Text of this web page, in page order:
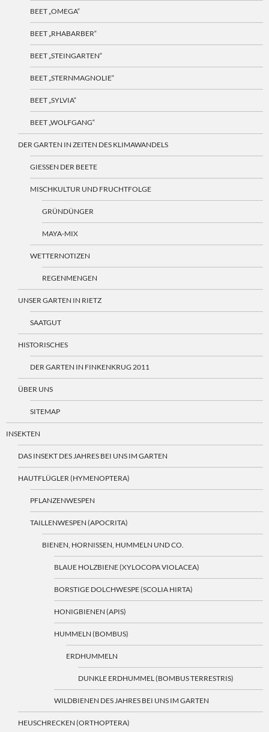
BEET „OMEGA“
BEET „RHABARBER“
BEET „STEINGARTEN“
BEET „STERNMAGNOLIE“
BEET „SYLVIA“
BEET „WOLFGANG“
DER GARTEN IN ZEITEN DES KLIMAWANDELS
GIESSEN DER BEETE
MISCHKULTUR UND FRUCHTFOLGE
GRÜNDÜNGER
MAYA-MIX
WETTERNOTIZEN
REGENMENGEN
UNSER GARTEN IN RIETZ
SAATGUT
HISTORISCHES
DER GARTEN IN FINKENKRUG 2011
ÜBER UNS
SITEMAP
INSEKTEN
DAS INSEKT DES JAHRES BEI UNS IM GARTEN
HAUTFLÜGLER (HYMENOPTERA)
PFLANZENWESPEN
TAILLENWESPEN (APOCRITA)
BIENEN, HORNISSEN, HUMMELN UND CO.
BLAUE HOLZBIENE (XYLOCOPA VIOLACEA)
BORSTIGE DOLCHWESPE (SCOLIA HIRTA)
HONIGBIENEN (APIS)
HUMMELN (BOMBUS)
ERDHUMMELN
DUNKLE ERDHUMMEL (BOMBUS TERRESTRIS)
WILDBIENEN DES JAHRES BEI UNS IM GARTEN
HEUSCHRECKEN (ORTHOPTERA)